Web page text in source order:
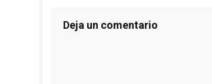
Deja un comentario